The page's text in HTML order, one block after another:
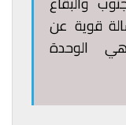
قوية عن
الوحدة